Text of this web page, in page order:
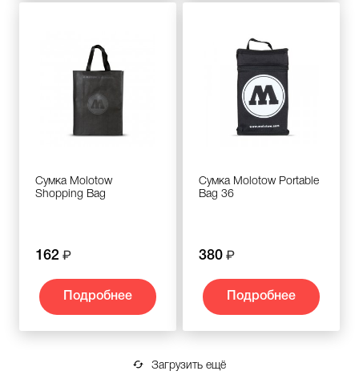
Сумка Molotow
Shopping Bag
162
Подробнее
Сумка Molotow Portable
Bag 36
380
Подробнее
Загрузить ещё